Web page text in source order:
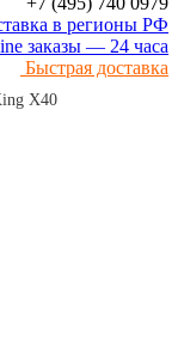
в регионы РФ
заказы — 24 часа
Быстрая доставка
X40